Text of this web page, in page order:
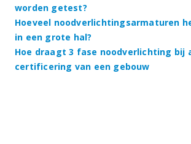
worden getest?
Hoeveel noodverlichtingsarmaturen
in een grote hal?
Hoe draagt 3 fase noodverlichting bij
certificering van een gebouw